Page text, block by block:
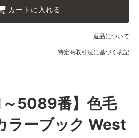
カートに入れる
返品について
特定商取引法に基づく表記
～5089番】色毛
ラーブック West